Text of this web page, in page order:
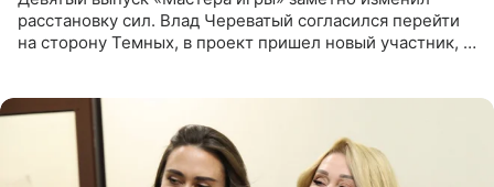
расстановку сил. Влад Череватый согласился перейти
на сторону Темных, в проект пришел новый участник, а